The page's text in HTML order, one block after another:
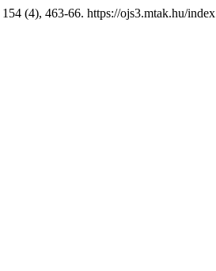
154 (4), 463-66. https://ojs3.mtak.hu/